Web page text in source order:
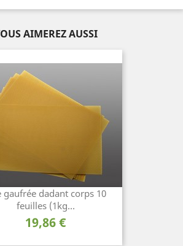
AIMEREZ AUSSI
gaufrée dadant corps 10
feuilles (1kg...
Prix
19,86 €